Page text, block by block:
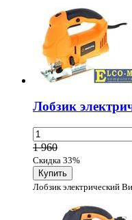
Лобзик
1 960
Скидка 33%
Лобзик электрический